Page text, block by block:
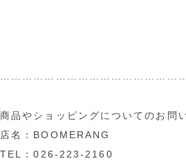
商品やショッピングについてのお問
店名：BOOMERANG
TEL：026-223-2160